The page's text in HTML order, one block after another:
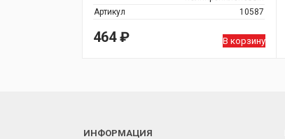
Артикул
10587
464₽ В корзину
ИНФОРМАЦИЯ